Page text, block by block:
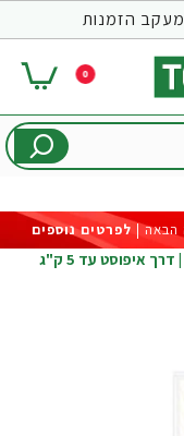
מעקב הזמנות
0
לפרטים נוספים